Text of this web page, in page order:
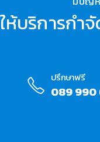
ให้บริการกำ
ปรึกษาฟรี
089 990